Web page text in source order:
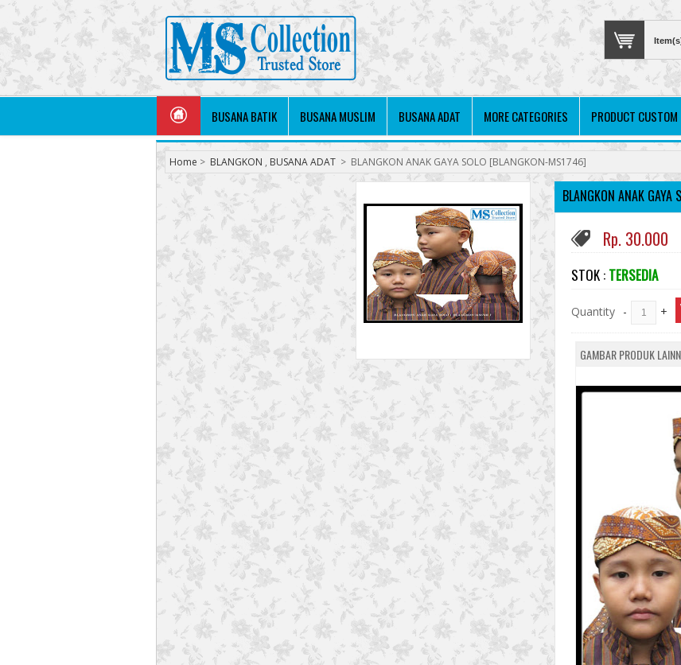
BUSANA BATIK BUSANA MUSLIM BUSANA ADAT MORE CATEGORIES PRODUCT CUSTOM
Home > BLANGKON , BUSANA ADAT > BLANGKON ANAK GAYA SOLO [BLANGKON-MS1746]
BLANGKON ANAK
Rp. 30.000
STOK : TERSEDIA
Quantity - +
GAMBAR PRODUK